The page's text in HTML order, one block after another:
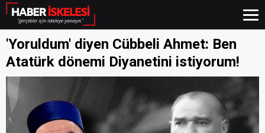
'Yoruldum' diyen Cübbeli Ahmet: Ben
Atatürk dönemi Diyanetini istiyorum!